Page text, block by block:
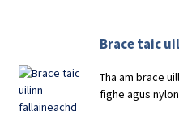
Brace taic
Tha am brace
fighe agus